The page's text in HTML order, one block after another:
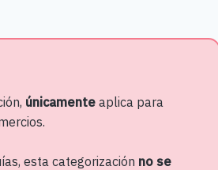
únicamenteaplica para
esta categorización no se